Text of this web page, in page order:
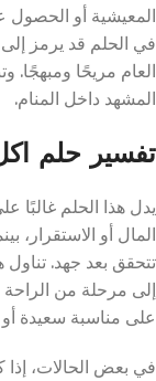
المعيشية أو الحصول
في الحلم قد يرمز
العام مريحًا ومبهجًا.
المشهد داخل المنام.
تفسير حلم
يدل هذا الحلم غالبًا
المال أو الاستقرار،
تتحقق بعد جهد.
إلى مرحلة من الراحة
على مناسبة سعيدة أو
في بعض الحالات، إذا